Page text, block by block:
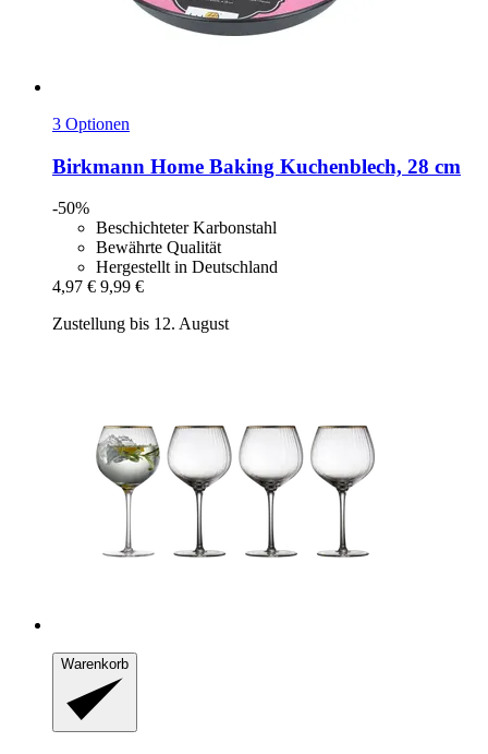
3 Optionen
Birkmann Home Baking Kuchenblech, 28 cm
-50%
Beschichteter Karbonstahl
Bewährte Qualität
Hergestellt in Deutschland
4,97 € 9,99 €
Zustellung bis 12. August
Warenkorb